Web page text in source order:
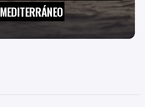
MEDITERRÁNEO